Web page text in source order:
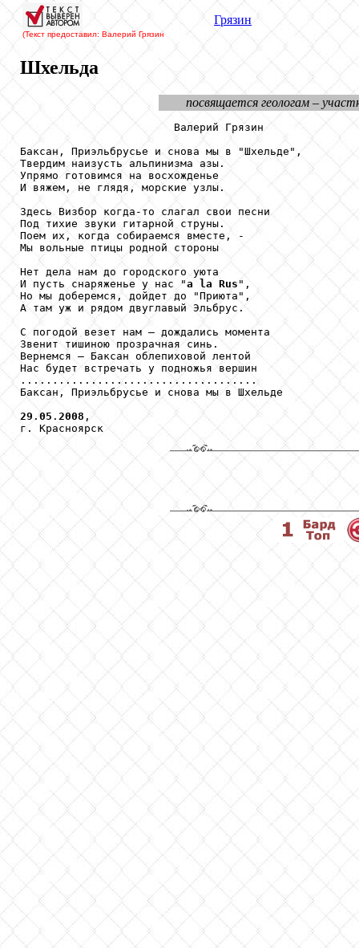
(Текст предоставил: Валерий Грязин
Грязин
Шхельда
посвящается геологам –
                        Валерий Грязин
Баксан, Приэльбрусье и снова мы в "Шхельде",
Твердим наизусть альпинизма азы.
Упрямо готовимся на восхожденье
И вяжем, не глядя, морские узлы.
Здесь Визбор когда-то слагал свои песни
Под тихие звуки гитарной струны.
Поем их, когда собираемся вместе, -
Мы вольные птицы родной стороны
Нет дела нам до городского уюта
И пусть снаряженье у нас "a la Rus ",
Но мы доберемся, дойдет до "Приюта",
А там уж и рядом двуглавый Эльбрус.
С погодой везет нам – дождались момента
Звенит тишиною прозрачная синь.
Вернемся – Баксан облепиховой лентой
Нас будет встречать у подножья вершин
.....................................
Баксан, Приэльбрусье и снова мы в Шхельде
29 . 05 . 2008 ,